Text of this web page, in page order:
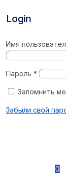
Login
Имя
Пароль*
Запомнить
Забыли свой
0